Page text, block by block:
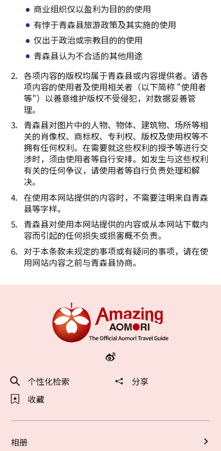
商业组织仅以盈利为目的的使用
有悖于青森县旅游政策及其实施的使用
仅出于政治或宗教目的的使用
青森县认为不合适的其他用途
各项内容的版权均属于青森县或内容提供者。请各
项内容的使用者及使用相关者（以下简称 "使用者
等"）以善意维护版权不受侵犯，对数据妥善管
理。
青森县对图片中的人物、物体、建筑物、场所等相
关的肖像权、商标权、专利权、版权及使用权等不
拥有任何权利。在需要就这些权利的授予等进行交
涉时，须由使用者等自行安排。如发生与这些权利
有关的任何争议，请使用者等自行负责处理和解
决。
在使用本网站提供的内容时，不需要注明来自青森
县等字样。
青森县对使用本网站提供的内容或从本网站下载内
容而引起的任何损失或损害概不负责。
对于本条款未规定的事项或有疑问的事项，请在使
用网站内容之前与青森县协商。
个性化检索
分享
收藏
相册